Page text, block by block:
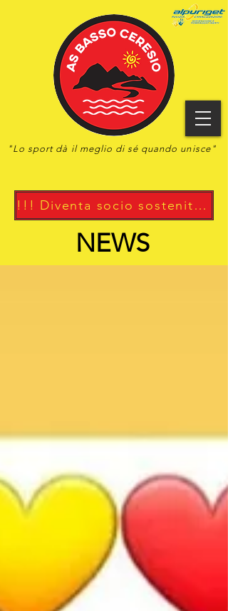
"Losportdà il meglio di sé quando unisce"
!!! Diventa socio sostenitore !!!
NEWS